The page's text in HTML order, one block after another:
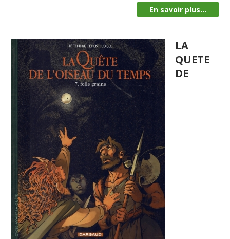
En savoir plus...
LA
QUETE
DE